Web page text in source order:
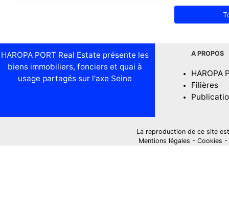
HAROPA PORT Real Estate présente les
biens immobiliers, fonciers et quai à
usage partagés sur l'axe Seine
A PROPOS
HAROPA
Filières
La reproduction de ce site
Mentions légales - Cookies -